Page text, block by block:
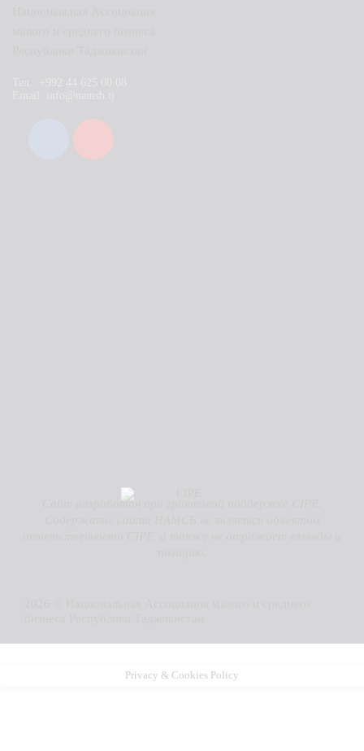
Сайт разработан при грантовой поддержке CIPE.
Privacy & Cookies Policy